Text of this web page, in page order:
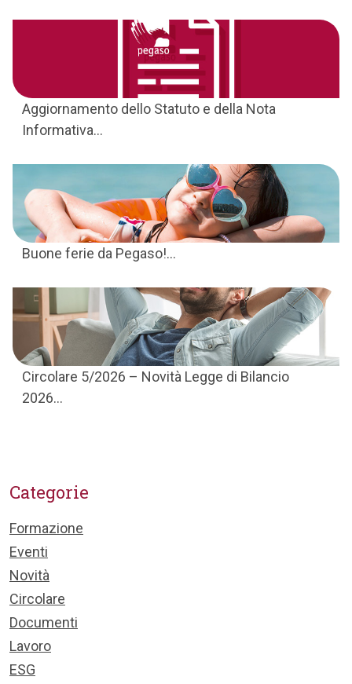
Aggiornamento dello Statuto e della Nota
Informativa...
Buone ferie da Pegaso!...
Circolare 5/2026 – Novità Legge di Bilancio
2026...
Categorie
Formazione
Eventi
Novità
Circolare
Documenti
Lavoro
ESG